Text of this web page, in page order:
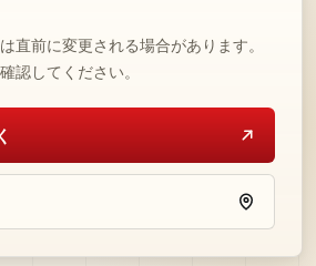
直前に変更される場合があります。
認してください。